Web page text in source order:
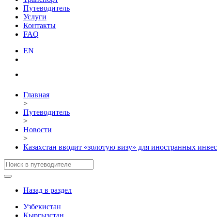
Путеводитель
Услуги
Контакты
FAQ
EN
Главная
>
Путеводитель
>
Новости
>
Казахстан вводит «золотую визу» для иностранных
Назад в раздел
Узбекистан
Города и локации
Кыргызстан